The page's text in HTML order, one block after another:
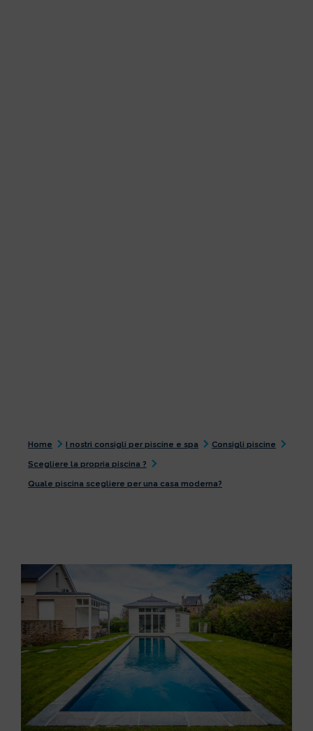
Home I nostri consigli per piscine e spa
Consigli piscine
Scegliere la propria piscina ?
Quale piscina scegliere per una casa moderna?